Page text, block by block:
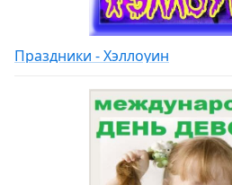
Праздники - Хэллоуин